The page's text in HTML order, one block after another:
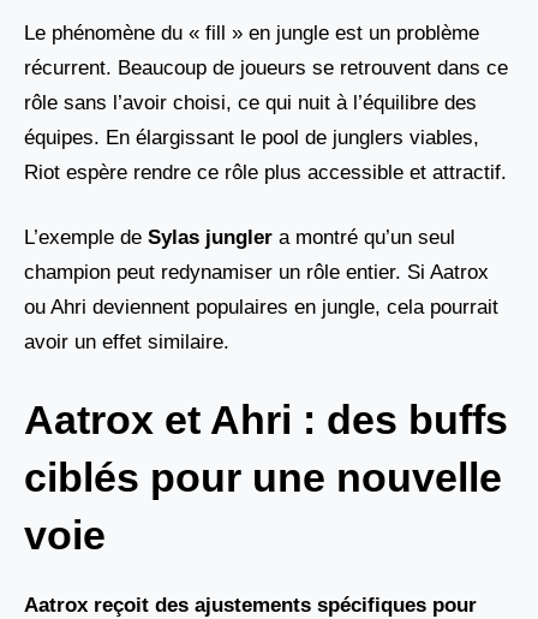
Le phénomène du « fill » en jungle est un problème
récurrent. Beaucoup de joueurs se retrouvent dans ce
rôle sans l’avoir choisi, ce qui nuit à l’équilibre des
équipes. En élargissant le pool de junglers viables,
Riot espère rendre ce rôle plus accessible et attractif.
L’exemple de Sylas jungler a montré qu’un seul
champion peut redynamiser un rôle entier. Si Aatrox
ou Ahri deviennent populaires en jungle, cela pourrait
avoir un effet similaire.
Aatrox et Ahri : des buffs
ciblés pour une nouvelle
voie
Aatrox reçoit des ajustements spécifiques pour